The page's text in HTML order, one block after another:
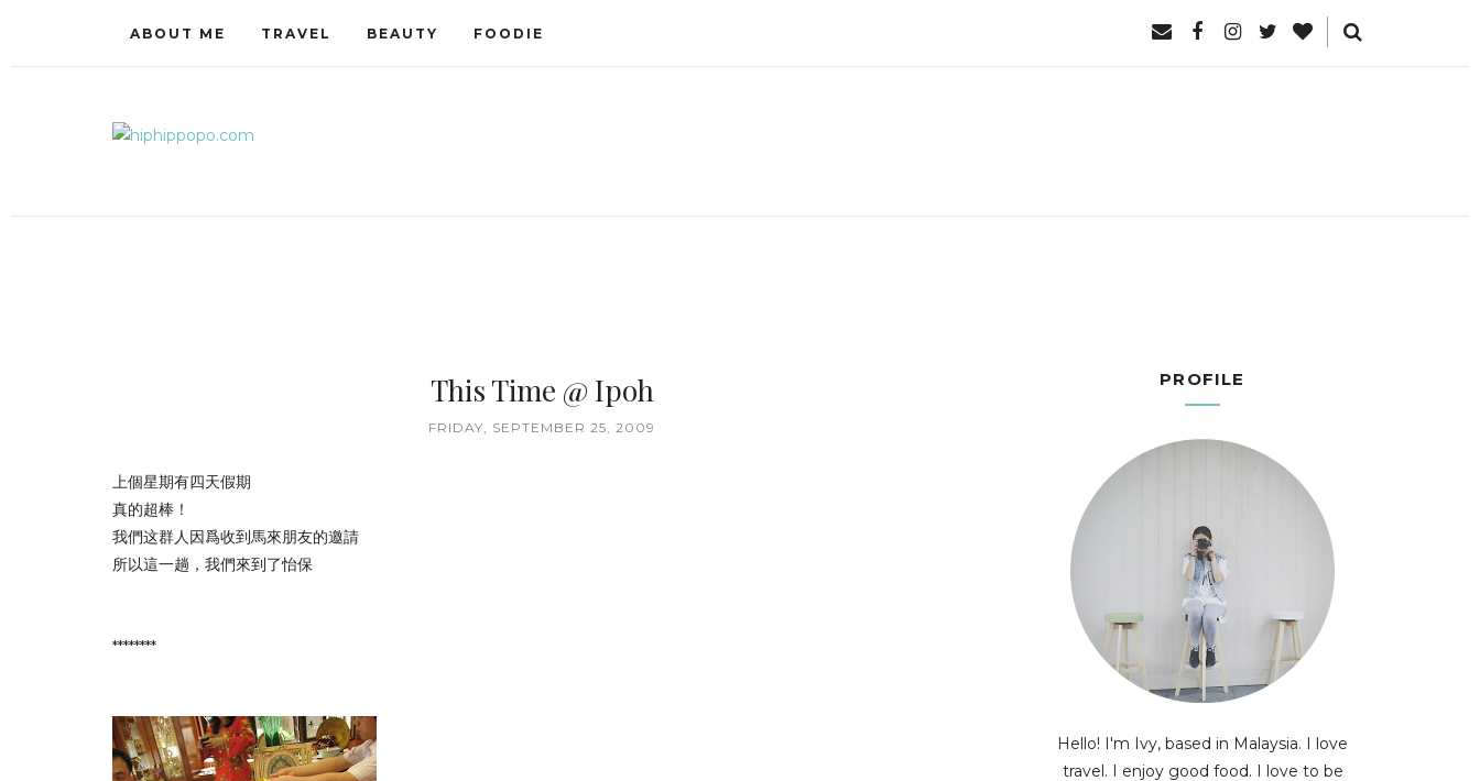
ABOUT ME TRAVEL BEAUTY FOODIE
This Time @ Ipoh
FRIDAY, SEPTEMBER 25, 2009
上個星期有四天假期
真的超棒！
我們这群人因爲收到馬來朋友的邀請
所以這一趟，我們來到了怡保
********
PROFILE
Hello! I'm Ivy, based in Malaysia. I love
travel. I enjoy good food. I love to be